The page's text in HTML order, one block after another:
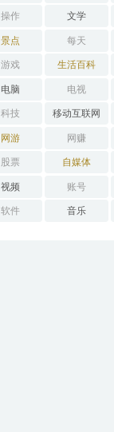
操作 文学
景点 每天
游戏 生活百科
电脑 电视
科技 移动互联网
网游 网赚
股票 自媒体
视频 账号
软件 音乐